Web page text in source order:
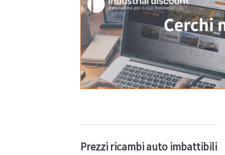
Prezzi ricambi auto imbattibili